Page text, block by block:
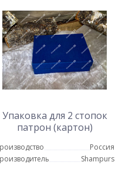
Упаковка для 2 стопок
патрон (картон)
Россия
Shampurs